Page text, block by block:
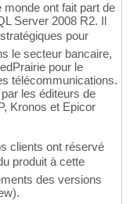
ont fait part de
Server 2008 R2. Il
stratégiques pour
le secteur bancaire,
pour le
télécommunications.
les éditeurs de
Kronos et Epicor
clients ont réservé
produit à cette
des versions